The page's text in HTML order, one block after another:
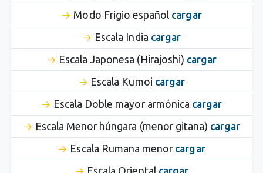
Modo Frigio español cargar
Escala India cargar
Escala Japonesa (Hirajoshi) cargar
Escala Kumoi cargar
Escala Doble mayor armónica cargar
Escala Menor húngara (menor gitana) cargar
Escala Rumana menor cargar